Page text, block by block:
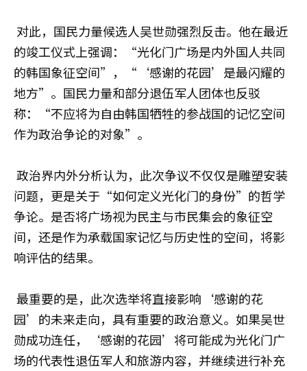
对此，国民力量候选人吴世勋强烈反击。他在最近
的竣工仪式上强调：“光化门广场是内外国人共同
的韩国象征空间”，“‘感谢的花园’是最闪耀的
地方”。国民力量和部分退伍军人团体也反驳
称：“不应将为自由韩国牺牲的参战国的记忆空间
作为政治争论的对象”。
政治界内外分析认为，此次争议不仅仅是雕塑安装
问题，更是关于“如何定义光化门的身份”的哲学
争论。是否将广场视为民主与市民集会的象征空
间，还是作为承载国家记忆与历史性的空间，将影
响评估的结果。
最重要的是，此次选举将直接影响‘感谢的花
园’的未来走向，具有重要的政治意义。如果吴世
勋成功连任，‘感谢的花园’将可能成为光化门广
场的代表性退伍军人和旅游内容，并继续进行补充